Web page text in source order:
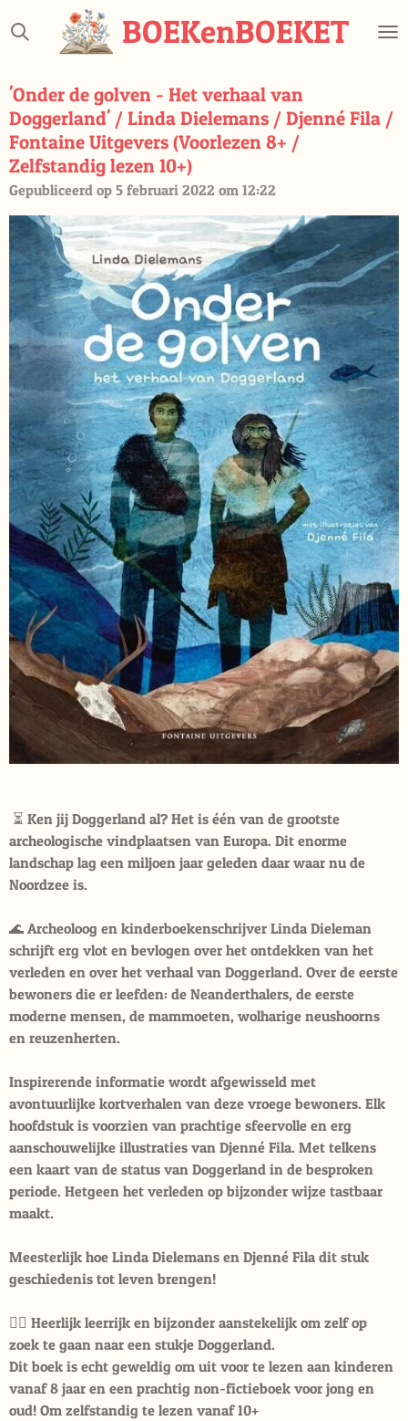
direct
de
hoofdinhoud
BOEKenBOEKET
'Onder de golven - Het verhaal van
Doggerland' / Linda Dielemans / Djenné Fila /
Fontaine Uitgevers (Voorlezen 8+ /
Zelfstandig lezen 10+)
Gepubliceerd op 5 februari 2022 om 12:22
⏳ Ken jij Doggerland al? Het is één van de grootste
archeologische vindplaatsen van Europa. Dit enorme
landschap lag een miljoen jaar geleden daar waar nu de
Noordzee is.
🌊 Archeoloog en kinderboekenschrijver Linda Dieleman
schrijft erg vlot en bevlogen over het ontdekken van het
verleden en over het verhaal van Doggerland. Over de eerste
bewoners die er leefden: de Neanderthalers, de eerste
moderne mensen, de mammoeten, wolharige neushoorns
en reuzenherten.
Inspirerende informatie wordt afgewisseld met
avontuurlijke kortverhalen van deze vroege bewoners. Elk
hoofdstuk is voorzien van prachtige sfeervolle en erg
aanschouwelijke illustraties van Djenné Fila. Met telkens
een kaart van de status van Doggerland in de besproken
periode. Hetgeen het verleden op bijzonder wijze tastbaar
maakt.
Meesterlijk hoe Linda Dielemans en Djenné Fila dit stuk
geschiedenis tot leven brengen!
❤️‍🔥 Heerlijk leerrijk en bijzonder aanstekelijk om zelf op
zoek te gaan naar een stukje Doggerland.
Dit boek is echt geweldig om uit voor te lezen aan kinderen
vanaf 8 jaar en een prachtig non-fictieboek voor jong en
oud! Om zelfstandig te lezen vanaf 10+